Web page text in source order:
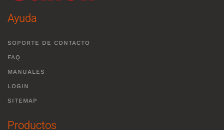
Ayuda
SOPORTE DE CONTACTO
FAQ
MANUALES
LOGIN
SITEMAP
Productos